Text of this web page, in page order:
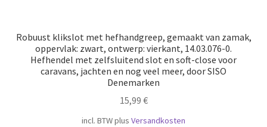
Robuust klikslot met hefhandgreep, gemaakt van zamak,
oppervlak: zwart, ontwerp: vierkant, 14.03.076-0.
Hefhendel met zelfsluitend slot en soft-close voor
caravans, jachten en nog veel meer, door SISO
Denemarken
15,99 €
incl. BTWplus Versandkosten